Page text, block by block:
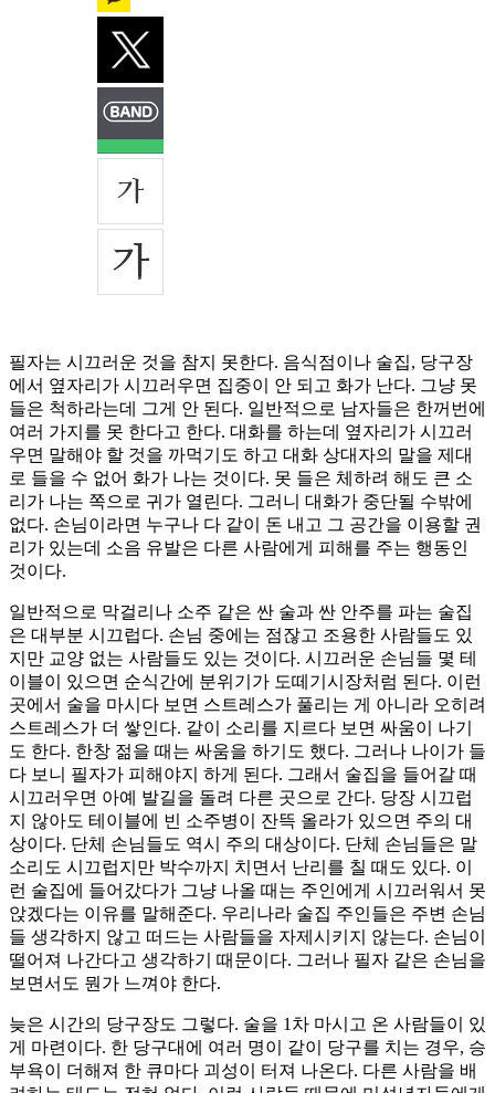
필자는 시끄러운 것을 참지 못한다. 음식점이나 술집, 당구장
에서 옆자리가 시끄러우면 집중이 안 되고 화가 난다. 그냥 못
들은 척하라는데 그게 안 된다. 일반적으로 남자들은 한꺼번에
여러 가지를 못 한다고 한다. 대화를 하는데 옆자리가 시끄러
우면 말해야 할 것을 까먹기도 하고 대화 상대자의 말을 제대
로 들을 수 없어 화가 나는 것이다. 못 들은 체하려 해도 큰 소
리가 나는 쪽으로 귀가 열린다. 그러니 대화가 중단될 수밖에
없다. 손님이라면 누구나 다 같이 돈 내고 그 공간을 이용할 권
리가 있는데 소음 유발은 다른 사람에게 피해를 주는 행동인
것이다.
일반적으로 막걸리나 소주 같은 싼 술과 싼 안주를 파는 술집
은 대부분 시끄럽다. 손님 중에는 점잖고 조용한 사람들도 있
지만 교양 없는 사람들도 있는 것이다. 시끄러운 손님들 몇 테
이블이 있으면 순식간에 분위기가 도떼기시장처럼 된다. 이런
곳에서 술을 마시다 보면 스트레스가 풀리는 게 아니라 오히려
스트레스가 더 쌓인다. 같이 소리를 지르다 보면 싸움이 나기
도 한다. 한창 젊을 때는 싸움을 하기도 했다. 그러나 나이가 들
다 보니 필자가 피해야지 하게 된다. 그래서 술집을 들어갈 때
시끄러우면 아예 발길을 돌려 다른 곳으로 간다. 당장 시끄럽
지 않아도 테이블에 빈 소주병이 잔뜩 올라가 있으면 주의 대
상이다. 단체 손님들도 역시 주의 대상이다. 단체 손님들은 말
소리도 시끄럽지만 박수까지 치면서 난리를 칠 때도 있다. 이
런 술집에 들어갔다가 그냥 나올 때는 주인에게 시끄러워서 못
앉겠다는 이유를 말해준다. 우리나라 술집 주인들은 주변 손님
들 생각하지 않고 떠드는 사람들을 자제시키지 않는다. 손님이
떨어져 나간다고 생각하기 때문이다. 그러나 필자 같은 손님을
보면서도 뭔가 느껴야 한다.
늦은 시간의 당구장도 그렇다. 술을 1차 마시고 온 사람들이 있
게 마련이다. 한 당구대에 여러 명이 같이 당구를 치는 경우, 승
부욕이 더해져 한 큐마다 괴성이 터져 나온다. 다른 사람을 배